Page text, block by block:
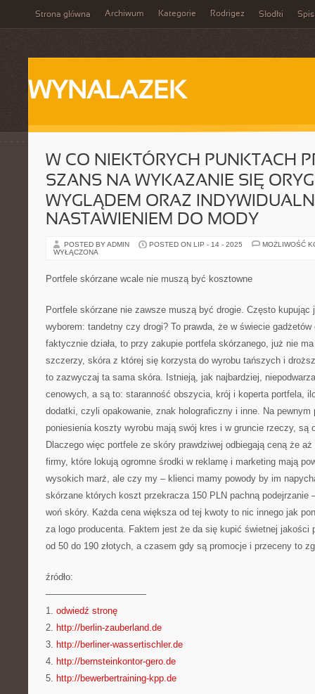
Strona główna Archiwum Kategorie Rodrigez Słodki Spis
WYNALAZEK
W CO NIEKTÓRYCH PUNKTACH
SZANS NA WYKAZANIE SIĘ
WYGLĄDEM ORAZ
NASTAWIENIEM DO MODY
POSTED BY ADMIN POSTED ON LIP - 14 - 2025
MOŻLIWOŚĆ
WYŁĄCZONA
Portfele skórzane wcale nie muszą być kosztowne
Portfele skórzane nie zawsze muszą być drogie. Często
wyborem: tandetny czy drogi? To prawda, że w świecie
faktycznie działa, to przy zakupie portfela skórzanego, już nie
szczerzy, skóra z której się korzysta do wyrobu tańszych i
to zazwyczaj ta sama skóra. Istnieją, jak najbardziej,
cenowych, a są to: staranność obszycia, krój i koperta portfela,
dodatki, czyli opakowanie, znak holograficzny i inne. Na pewnym
poniesienia koszty wyrobu mają swój kres i w gruncie rzeczy, są
Dlaczego więc portfele ze skóry prawdziwej odbiegają ceną że
firmy, które lokują ogromne środki w reklamę i marketing mają
wysokich marż, ale czy my – klienci mamy powody by im
skórzane których koszt przekracza 150 PLN pachną podejrzanie
woń skóry. Każda cena większa od tej kwoty to nic innego jak
za logo producenta. Faktem jest że da się kupić świetnej jakości
od 50 do 190 złotych, a czasem gdy są promocje i przeceny to
źródło:
———————————
1. odwiedź stronę
2. http://berlin-zauberland.de
3. http://berliner-wassertischler.de
4. http://bernsteinkontor-gero.de
5. http://bewerbertraining-kpp.de